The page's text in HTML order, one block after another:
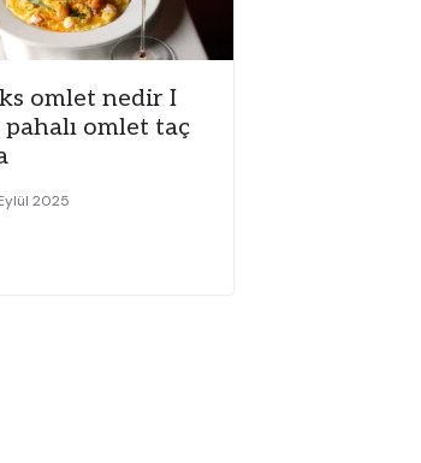
omlet nedir I
pahalı omlet taç
2025